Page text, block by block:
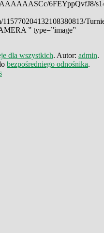
6FEYppQvfJ8/
115770204132108380813/
” type=”image”
dla wszystkich. Autor: admin.
bezpośredniego odnośnika.